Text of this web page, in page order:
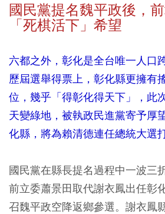
國民黨提名魏平政後，
「死棋活下」希望
六都之外，彰化是全台唯一人口
歷屆選舉得票上，彰化縣更擁有
位，幾乎「得彰化得天下」，此
天變綠地，被執政民進黨寄予厚
化縣，將為賴清德連任總統大選
國民黨在縣長提名過程中一波三
前立委蕭景田取代謝衣鳳出任彰
召魏平政空降返鄉參選。謝衣鳳